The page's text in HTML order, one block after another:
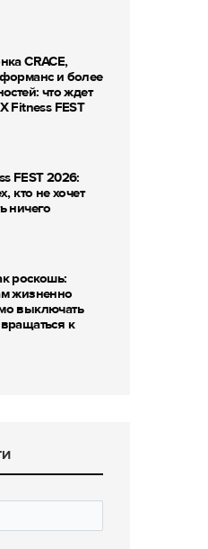
CRACE,
и более
что ждет
Fitness FEST
FEST 2026:
кто не хочет
ничего
роскошь:
жизненно
выключать
к